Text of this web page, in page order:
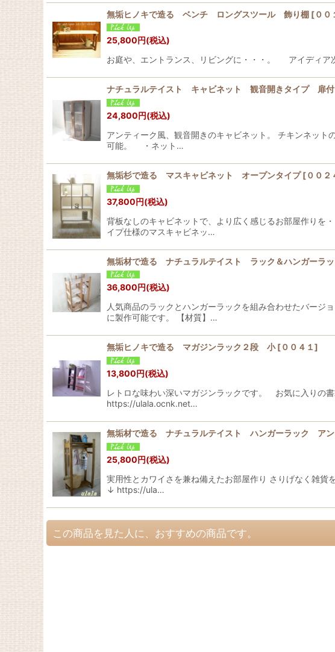
無垢ヒノキで造る ベンチ ロングスツール 飾り棚 [００
25,800円(税込)
お庭や、エントランス、リビングに・・・。 アイディア
ナチュラルテイスト キャビネット 観音開きタイプ 扉
24,800円(税込)
アンティーク風、観音開きのキャビネット。 チキンネッ
可能。 ・ネット…
無垢杉で造る マスキャビネット オープンタイプ [００２
37,800円(税込)
背板なしのキャビネットで、より広く感じるお部屋作りを
イプ仕様のマスキャビネッ…
無垢材で造る ナチュラルテイスト ラック＆ハンガー
36,800円(税込)
人気商品のラックとハンガーラックを組み合わせたバージ
に製作可能です。 【材質】…
無垢ヒノキで造る マガジンラック２段 小 [００４１]
13,800円(税込)
レトロな味わい深いマガジンラックです。 お気に入りの
https://ulala.ocnk.net…
無垢材で造る ナチュラルテイスト ハンガーラック アン
25,800円(税込)
実用性とカワイさを兼ね備えたお部屋作り さりげなく雑貨
↓ https://ula…
この商品を見た人に、おすすめの商品です。